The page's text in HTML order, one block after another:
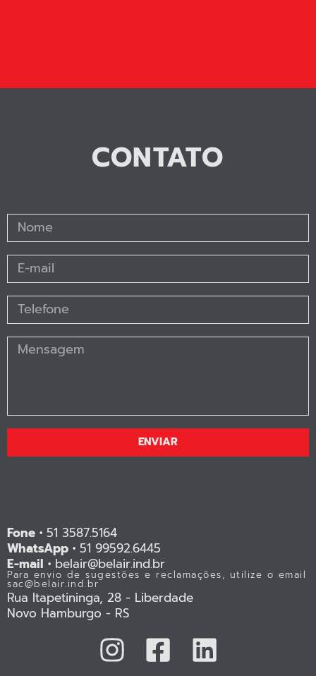
CONTATO
ENVIAR
Fone • 51 3587.5164
WhatsApp • 51 99592.6445
E-mail • belair@belair.ind.br
Para envio de sugestões e reclamações, utilize o email
sac@belair.ind.br
Rua Itapetininga, 28 - Liberdade
Novo Hamburgo - RS